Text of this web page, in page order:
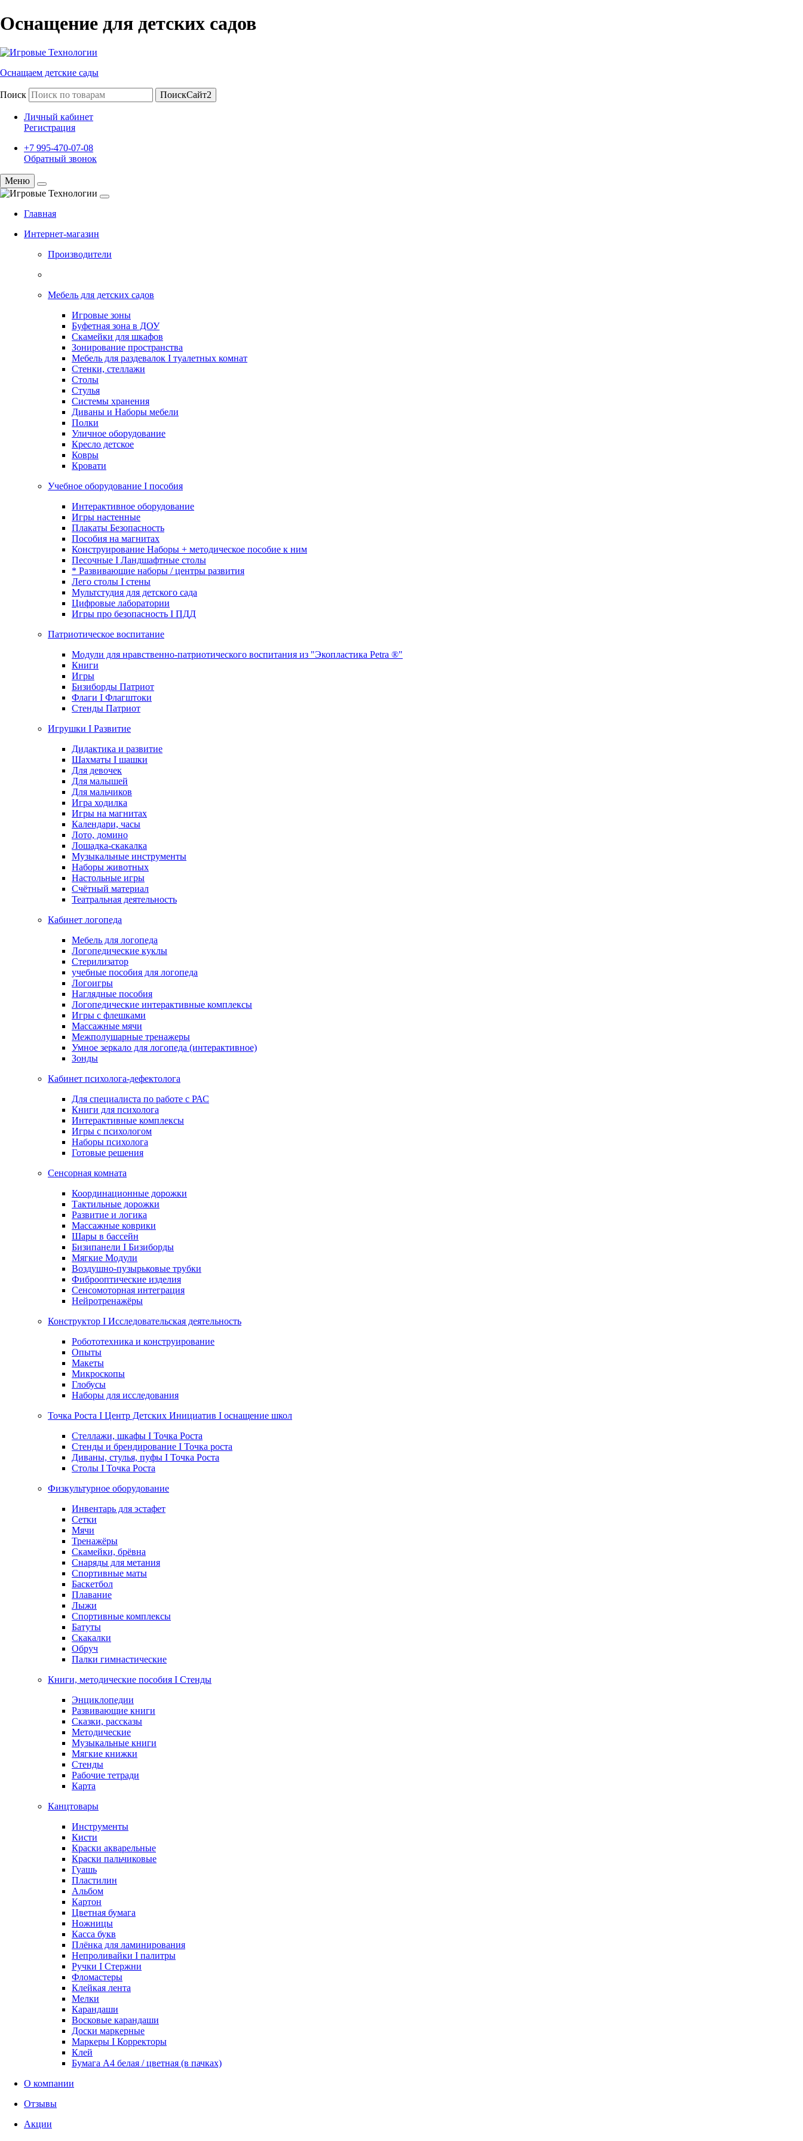
Оснащение для детских садов
Оснащаем детские сады
Поиск ПоискСайт2
Личный кабинет
Регистрация
+7 995-470-07-08
Обратный звонок
Меню
Главная
Интернет-магазин
Производители
Мебель для детских садов
Игровые зоны
Буфетная зона в ДОУ
Скамейки для шкафов
Зонирование пространства
Мебель для раздевалок I туалетных комнат
Стенки, стеллажи
Столы
Стулья
Системы хранения
Диваны и Наборы мебели
Полки
Уличное оборудование
Кресло детское
Ковры
Кровати
Учебное оборудование I пособия
Интерактивное оборудование
Игры настенные
Плакаты Безопасность
Пособия на магнитах
Конструирование Наборы + методическое пособие к ним
Песочные I Ландшафтные столы
* Развивающие наборы / центры развития
Лего столы I стены
Мультстудия для детского сада
Цифровые лаборатории
Игры про безопасность I ПДД
Патриотическое воспитание
Модули для нравственно-патриотического воспитания из "Экопластика Petra ®"
Книги
Игры
Бизиборды Патриот
Флаги I Флагштоки
Стенды Патриот
Игрушки I Развитие
Дидактика и развитие
Шахматы I шашки
Для девочек
Для малышей
Для мальчиков
Игра ходилка
Игры на магнитах
Календари, часы
Лото, домино
Лошадка-скакалка
Музыкальные инструменты
Наборы животных
Настольные игры
Счётный материал
Театральная деятельность
Кабинет логопеда
Мебель для логопеда
Логопедические куклы
Стерилизатор
учебные пособия для логопеда
Логоигры
Наглядные пособия
Логопедические интерактивные комплексы
Игры с флешками
Массажные мячи
Межполушарные тренажеры
Умное зеркало для логопеда (интерактивное)
Зонды
Кабинет психолога-дефектолога
Для специалиста по работе с РАС
Книги для психолога
Интерактивные комплексы
Игры с психологом
Наборы психолога
Готовые решения
Сенсорная комната
Координационные дорожки
Тактильные дорожки
Развитие и логика
Массажные коврики
Шары в бассейн
Бизипанели I Бизиборды
Мягкие Модули
Воздушно-пузырьковые трубки
Фиброоптические изделия
Сенсомоторная интеграция
Нейротренажёры
Конструктор I Исследовательская деятельность
Робототехника и конструирование
Опыты
Макеты
Микроскопы
Глобусы
Наборы для исследования
Точка Роста I Центр Детских Инициатив I оснащение школ
Стеллажи, шкафы I Точка Роста
Стенды и брендирование I Точка роста
Диваны, стулья, пуфы I Точка Роста
Столы I Точка Роста
Физкультурное оборудование
Инвентарь для эстафет
Сетки
Мячи
Тренажёры
Скамейки, брёвна
Снаряды для метания
Спортивные маты
Баскетбол
Плавание
Лыжи
Спортивные комплексы
Батуты
Скакалки
Обруч
Палки гимнастические
Книги, методические пособия I Стенды
Энциклопедии
Развивающие книги
Сказки, рассказы
Методические
Музыкальные книги
Мягкие книжки
Стенды
Рабочие тетради
Карта
Канцтовары
Инструменты
Кисти
Краски акварельные
Краски пальчиковые
Гуашь
Пластилин
Альбом
Картон
Цветная бумага
Ножницы
Касса букв
Плёнка для ламинирования
Непроливайки I палитры
Ручки I Стержни
Фломастеры
Клейкая лента
Мелки
Карандаши
Восковые карандаши
Доски маркерные
Маркеры I Корректоры
Клей
Бумага А4 белая / цветная (в пачках)
О компании
Отзывы
Акции